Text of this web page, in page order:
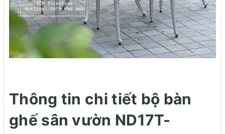
Thông tin chi tiết bộ bàn
ghế sân vườn ND17T-